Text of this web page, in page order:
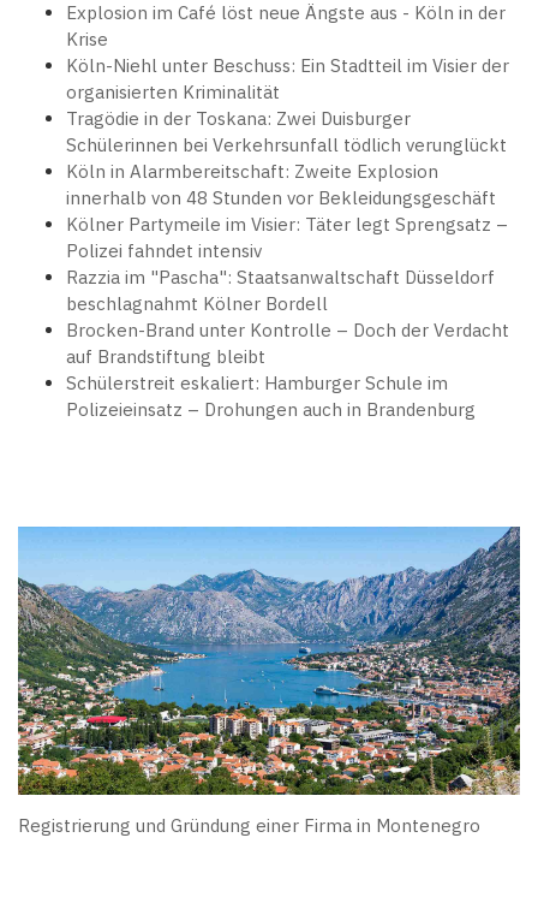
Explosion im Café löst neue Ängste aus - Köln in der
Krise
Köln-Niehl unter Beschuss: Ein Stadtteil im Visier der
organisierten Kriminalität
Tragödie in der Toskana: Zwei Duisburger
Schülerinnen bei Verkehrsunfall tödlich verunglückt
Köln in Alarmbereitschaft: Zweite Explosion
innerhalb von 48 Stunden vor Bekleidungsgeschäft
Kölner Partymeile im Visier: Täter legt Sprengsatz –
Polizei fahndet intensiv
Razzia im "Pascha": Staatsanwaltschaft Düsseldorf
beschlagnahmt Kölner Bordell
Brocken-Brand unter Kontrolle – Doch der Verdacht
auf Brandstiftung bleibt
Schülerstreit eskaliert: Hamburger Schule im
Polizeieinsatz – Drohungen auch in Brandenburg
Registrierung und Gründung einer Firma in Montenegro